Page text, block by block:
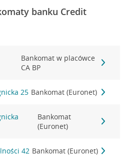
banku Credit
Bankomat w placówce
CA BP
25 Bankomat (Euronet)
Bankomat
(Euronet)
42 Bankomat (Euronet)